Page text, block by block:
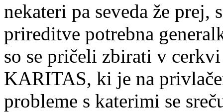
nekateri pa seveda že prej,
prireditve potrebna
so se pričeli zbirati v
KARITAS, ki je na
probleme s katerimi se